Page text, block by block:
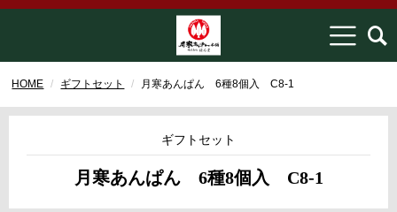
HOME ギフトセット 月寒あんぱん 6種8個入 C8-1
ギフトセット
月寒あんぱん 6種8個入 C8-1